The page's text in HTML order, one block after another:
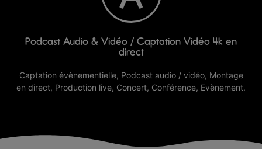
Découvrir nos services
Plus d'info
Podcast Audio & Vidéo / Captation Vidéo 4k en
direct
Captation évènementielle, Podcast audio / vidéo, Montage
en direct, Production live, Concert, Conférence, Evènement.
Podcast / Captation Vidéo 4k en direct